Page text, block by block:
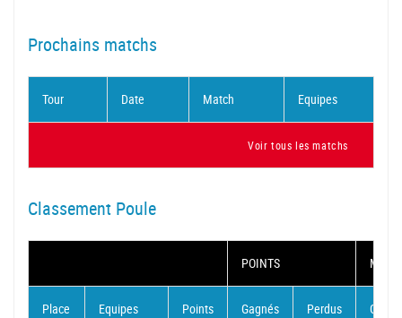
Prochains matchs
Tour Date Match Equipes
Voir tous les matchs
Classement Poule
POINTS
Place Equipes Points Gagnés Perdus